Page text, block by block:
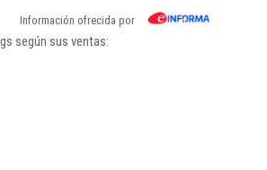
Información ofrecida por
según sus ventas: